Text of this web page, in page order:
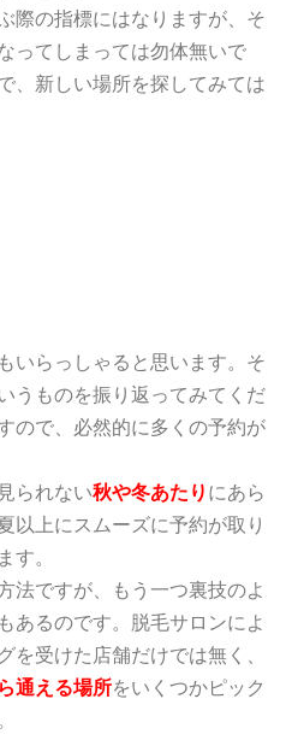
際の指標にはなりますが、そ
ってしまっては勿体無いで
、新しい場所を探してみては
いらっしゃると思います。そ
うものを振り返ってみてくだ
ので、必然的に多くの予約が
られない秋や冬あたりにあら
以上にスムーズに予約が取り
。
法ですが、もう一つ裏技のよ
あるのです。脱毛サロンによ
を受けた店舗だけでは無く、
通える場所をいくつかピック